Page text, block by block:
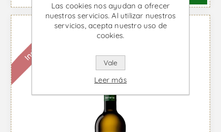
Indisponible
Las cookies nos ayudan a ofrecer
nuestros servicios. Al utilizar nuestros
servicios, acepta nuestro uso de
cookies.
Vale
Leer más